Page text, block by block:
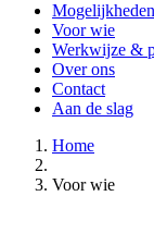
Mogelijkheden
Voor wie
Werkwijze &
Over ons
Contact
Aan de slag
Home
Voor wie